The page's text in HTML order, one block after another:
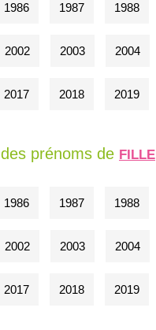
1986 1987 1988
2002 2003 2004
2017 2018 2019
des prénoms de FILLE
1986 1987 1988
2002 2003 2004
2017 2018 2019